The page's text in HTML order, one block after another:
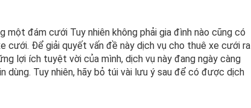
đám cưới Tuy nhiên không phải gia đình nào cũng có
cưới. Để giải quyết vấn đề này dịch vụ cho thuê xe cưới ra
lợi ích tuyệt vời của mình, dịch vụ này đang ngày càng
Tuy nhiên, hãy bỏ túi vài lưu ý sau để có được dịch